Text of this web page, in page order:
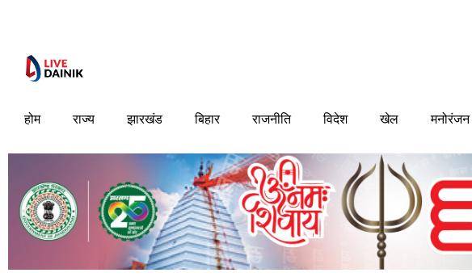
होम राज्य झारखंड बिहार राजनीति विदेश खेल मनोरंजन